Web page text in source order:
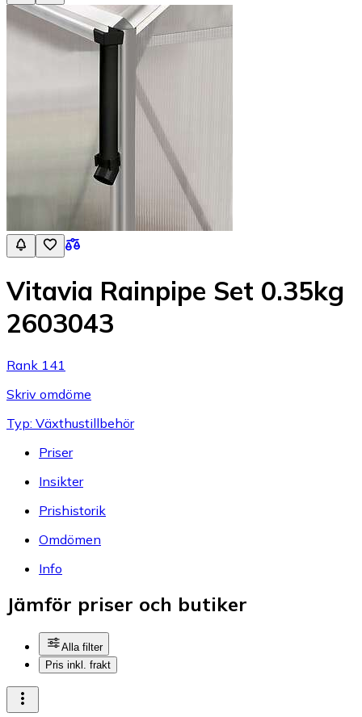
Vitavia Rainpipe Set 0.35kg
2603043
Rank 141
Skriv omdöme
Typ: Växthustillbehör
Priser
Insikter
Prishistorik
Omdömen
Info
Jämför priser och butiker
Alla filter
Pris inkl. frakt